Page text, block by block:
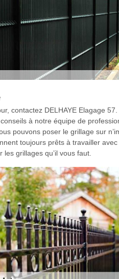
contactez DELHAYE Elagage 57.
à notre équipe de
pouvons poser le grillage sur
toujours prêts à travailler
grillages qu’il vous faut.